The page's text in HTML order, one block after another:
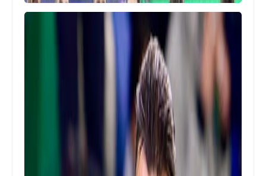
Egypt
الكشف عن منافس الاهلى فى كاس
القارات للاندية